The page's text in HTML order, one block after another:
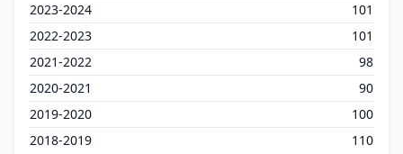
2023-2024
101
2022-2023
101
2021-2022
98
2020-2021
90
2019-2020
100
2018-2019
110